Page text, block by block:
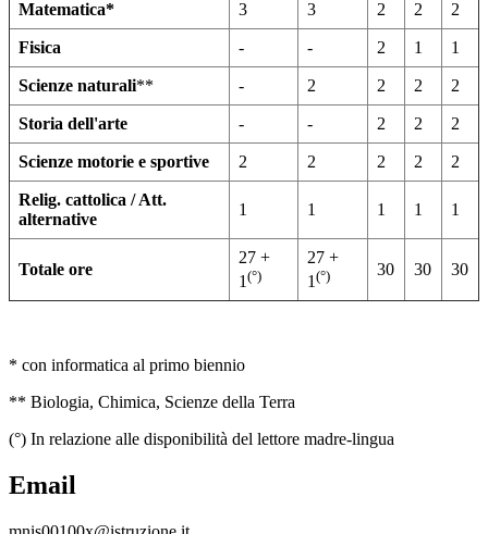
Matematica* 3 3 2 2 2
Fisica - - 2 1 1
Scienze naturali** - 2 2 2 2
Storia dell'arte - - 2 2 2
Scienze motorie e sportive 2 2 2 2 2
Relig. cattolica / Att.
alternative
1 1 1 1 1
Totale ore
27 +
1 (°)
27 +
1 (°) 30 30 30
* con informatica al primo biennio
** Biologia, Chimica, Scienze della Terra
(°) In relazione alle disponibilità del lettore madre-lingua
Email